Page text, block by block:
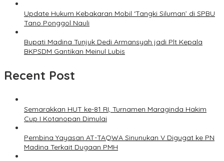
Update Hukum Kebakaran Mobil ‘Tangki Siluman’ di SPBU
Tano Ponggol Nauli
Bupati Madina Tunjuk Dedi Armansyah jadi Plt Kepala
BKPSDM Gantikan Meinul Lubis
Recent Post
Semarakkan HUT ke-81 RI, Turnamen Maraginda Hakim
Cup I Kotanopan Dimulai
Pembina Yayasan AT-TAQWA Sinunukan V Digugat ke PN
Madina Terkait Dugaan PMH